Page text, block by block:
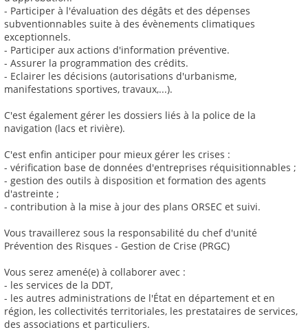
- Participer à l'évaluation des dégâts et des dépenses
subventionnables suite à des évènements climatiques
exceptionnels.
- Participer aux actions d'information préventive.
- Assurer la programmation des crédits.
- Eclairer les décisions (autorisations d'urbanisme,
manifestations sportives, travaux,...).
C'est également gérer les dossiers liés à la police de la
navigation (lacs et rivière).
C'est enfin anticiper pour mieux gérer les crises :
- vérification base de données d'entreprises réquisitionnables ;
- gestion des outils à disposition et formation des agents
d'astreinte ;
- contribution à la mise à jour des plans ORSEC et suivi.
Vous travaillerez sous la responsabilité du chef d'unité
Prévention des Risques - Gestion de Crise (PRGC)
Vous serez amené(e) à collaborer avec :
- les services de la DDT,
- les autres administrations de l'État en département et en
région, les collectivités territoriales, les prestataires de services,
des associations et particuliers.